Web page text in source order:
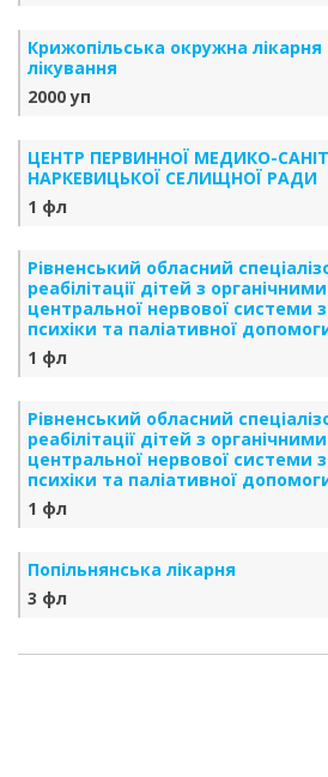
Крижопільська окружна лікарня
лікування
2000 уп
ЦЕНТР ПЕРВИННОЇ МЕДИКО-
НАРКЕВИЦЬКОЇ СЕЛИЩНОЇ РАДИ
1 фл
Рівненський обласний
реабілітації дітей з
центральної нервової системи
психіки та паліативної
1 фл
Рівненський обласний
реабілітації дітей з
центральної нервової системи
психіки та паліативної
1 фл
Попільнянська лікарня
3 фл